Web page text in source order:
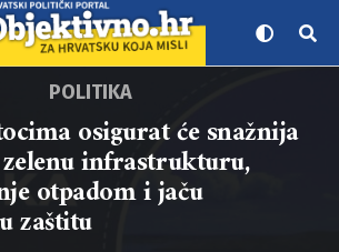
POLITIKA
osigurat će snažnija
infrastrukturu,
otpadom i jaču
zaštitu